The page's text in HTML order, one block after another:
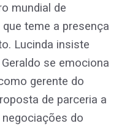
mundial de
teme a presença
Lucinda insiste
se emociona
gerente do
de parceria a
do